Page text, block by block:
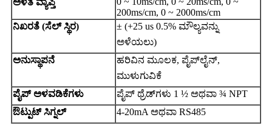
200ms/cm, 0 ~ 2000ms/cm
ನಿಖರತೆ (ಸೆಲ್ ಸ್ಥಿರ)
± (+25 us 0.5% ಮೌಲ್ಯವನ್ನು
ಅಳೆಯಲು)
ಅನುಸ್ಥಾಪನೆ
ಹರಿವಿನ ಮೂಲಕ, ಪೈಪ್‌ಲೈನ್,
ಮುಳುಗುವಿಕೆ
ಪೈಪ್ ಅಳವಡಿಕೆಗಳು
ಪೈಪ್ ಥ್ರೆಡ್‌ಗಳು 1 ½ ಅಥವಾ ¾ NPT
ಔಟ್ಪುಟ್ ಸಿಗ್ನಲ್
4-20mA ಅಥವಾ RS485